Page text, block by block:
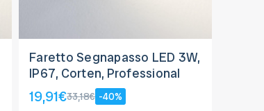
Faretto Segnapasso LED 3W,
IP67, Corten, Professional
19,91€33,18€ -40%